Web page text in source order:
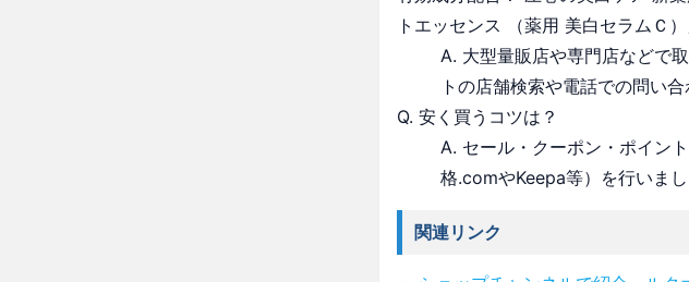
トエッセンス （薬用 美白セラムＣ
A. 大型量販店や専門店などで
トの店舗検索や電話での問い合
Q. 安く買うコツは？
A. セール・クーポン・ポイン
格.comやKeepa等）を行いまし
関連リンク